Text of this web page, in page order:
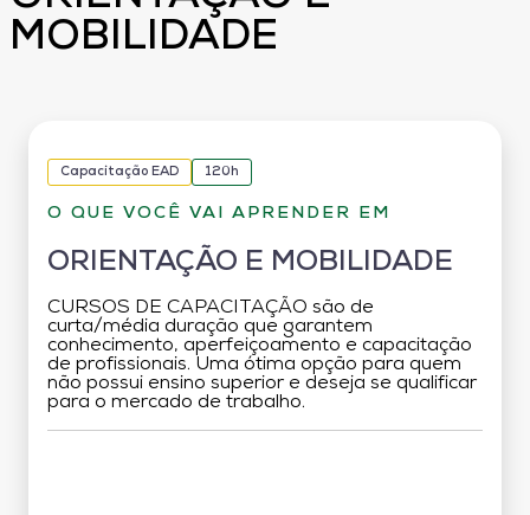
MOBILIDADE
Capacitação EAD 120h
O QUE VOCÊ VAI APRENDER EM
ORIENTAÇÃO E MOBILIDADE
CURSOS DE CAPACITAÇÃO são de
curta/média duração que garantem
conhecimento, aperfeiçoamento e capacitação
de profissionais. Uma ótima opção para quem
não possui ensino superior e deseja se qualificar
para o mercado de trabalho.